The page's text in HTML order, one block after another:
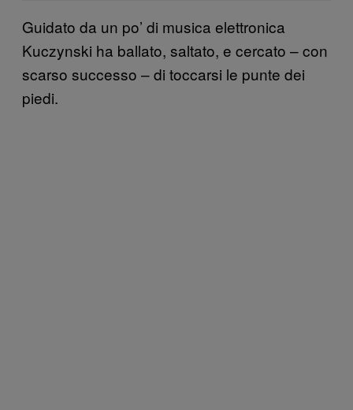
Guidato da un po’ di musica elettronica
Kuczynski ha ballato, saltato, e cercato – con
scarso successo – di toccarsi le punte dei
piedi.